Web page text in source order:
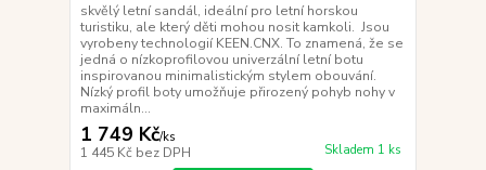
skvělý letní sandál, ideální pro letní horskou
turistiku, ale který děti mohou nosit kamkoli. Jsou
vyrobeny technologií KEEN.CNX. To znamená, že se
jedná o nízkoprofilovou univerzální letní botu
inspirovanou minimalistickým stylem obouvání.
Nízký profil boty umožňuje přirozený pohyb nohy v
maximáln...
1 749 Kč/ks
1 445 Kč bez DPH Skladem 1 ks